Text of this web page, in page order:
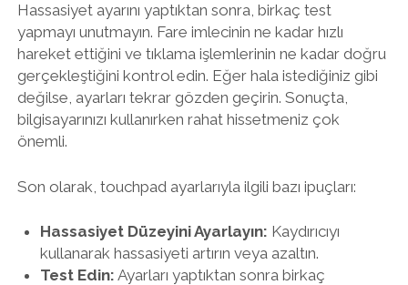
Hassasiyet ayarını yaptıktan sonra, birkaç test
yapmayı unutmayın. Fare imlecinin ne kadar hızlı
hareket ettiğini ve tıklama işlemlerinin ne kadar doğru
gerçekleştiğini kontrol edin. Eğer hala istediğiniz gibi
değilse, ayarları tekrar gözden geçirin. Sonuçta,
bilgisayarınızı kullanırken rahat hissetmeniz çok
önemli.
Son olarak, touchpad ayarlarıyla ilgili bazı ipuçları:
Hassasiyet Düzeyini Ayarlayın: Kaydırıcıyı
kullanarak hassasiyeti artırın veya azaltın.
Test Edin: Ayarları yaptıktan sonra birkaç